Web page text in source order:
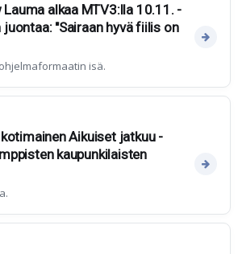
alkaa MTV3:lla 10.11. -
juontaa: "Sairaan hyvä fiilis on
isä.
Aikuiset jatkuu -
kaupunkilaisten